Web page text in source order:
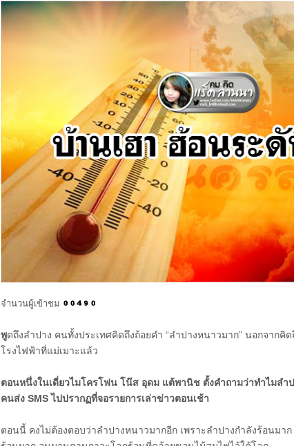
จำนวนผู้เข้าชม
พูดถึงลำปาง คนทั้งประเทศคิดถึงถ้อยคำ “ลำปางหนาวมาก” นอกจากคิ
โรงไฟฟ้าที่แม่เมาะแล้ว
ตอนหนึ่งในเดี่ยวไมโครโฟน โน๊ส อุดม แต้พานิช ตั้งคำถามว่าทำไมลำ
คนส่ง SMSไปปรากฏที่จอรายการเล่าข่าวตอนเช้า
ตอนนี้ คงไม่ต้องตอบว่าลำปางหนาวมากอีก เพราะลำปางกำลังร้อนมา